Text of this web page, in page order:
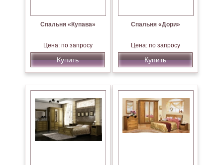
Спальня «Купава»
Цена: по запросу
Купить
Спальня «Дори»
Цена: по запросу
Купить